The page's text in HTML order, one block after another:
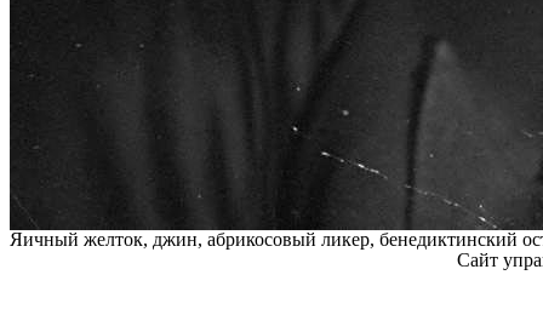
Яичный желток, джин, абрикосовый ликер, бенедиктинский
Сайт